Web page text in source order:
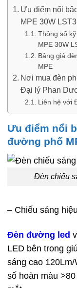
Ưu điểm nổi
MPE 30W
Thông số
MPE 30W
Bảng giá
MPE
Nơi mua đèn
Đại lý Phan
Liên hệ với
Ưu điểm nổi
đường phố
Đèn chiếu
– Chiếu sáng
Đèn đường led
LED bên trong
sáng cao
số hoàn màu